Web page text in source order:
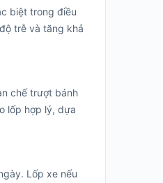
biệt trong điều
trễ và tăng khả
chế trượt bánh
lốp hợp lý, dựa
Lốp xe nếu